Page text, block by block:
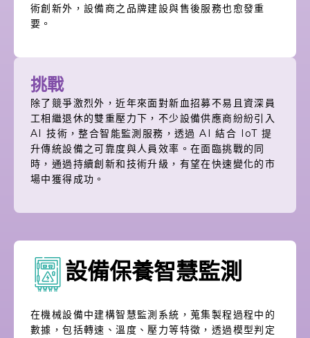
術創新外，設備商之品牌建設與售後服務也愈發重
要。
挑戰​
除了競爭激烈外，近年來面對新血招募不易且資深員
工相繼退休的雙重壓力下，不少設備供應商紛紛引入
AI 技術，整合智能監測服務，透過 AI 結合 IoT 提
升傳統設備之可靠度與人員效率。在面臨挑戰的同
時，通過持續創新和技術升級，有望在快速變化的市
場中獲得成功。
設備保養智慧監測
在機械設備中建構智慧監測系統，蒐集製程過程中的
數據，包括轉速、溫度、壓力等特徵，透過模型判定